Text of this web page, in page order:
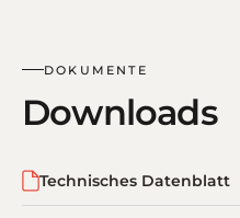
DOKUMENTE
Downloads
Technisches Datenblatt